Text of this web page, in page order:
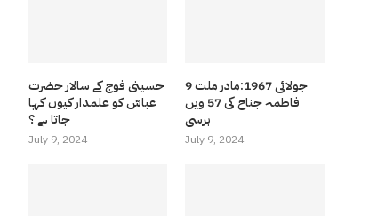
حسینی فوج کے سالار حضرت
عباسّ کو علمدار کیوں کہا
جاتا ہے ؟
July 9, 2024
9 جولائی 1967:مادر ملت
فاطمہ جناح کی 57 ویں
برسی
July 9, 2024